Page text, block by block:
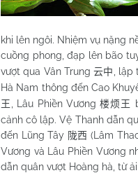
khi lên ngôi. Nhiệm vụ nặng
cuồng phong, đạp lên bão
vượt qua Vân Trung 云中
,
Hà Nam thông đến Cao
王
, Lâu Phiền Vương楼烦王
cảnh cô lập. Vệ Thanh dẫn
đến Lũng Tây 陇西 (Lâm
Vương và Lâu Phiền Vương
dẫn quân vượt Hoàng hà, từ